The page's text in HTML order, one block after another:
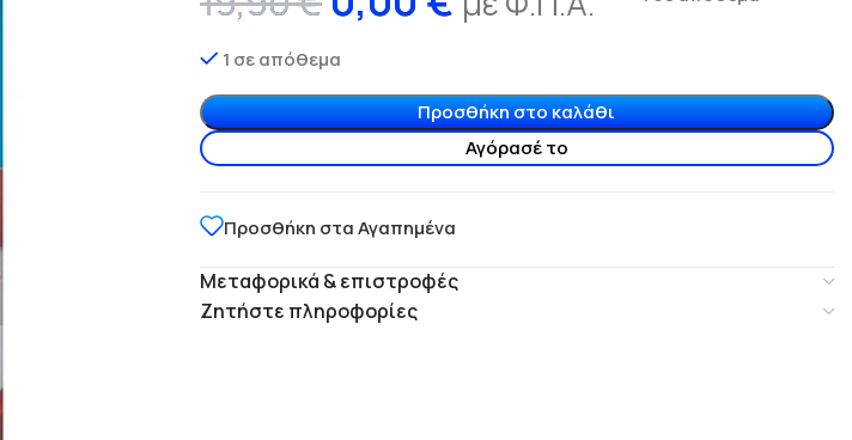
1 σε απόθεμα
Προσθήκη στο καλάθι
Αγόρασέ το
Προσθήκη στα Αγαπημένα
Μεταφορικά & επιστροφές
Ζητήστε πληροφορίες